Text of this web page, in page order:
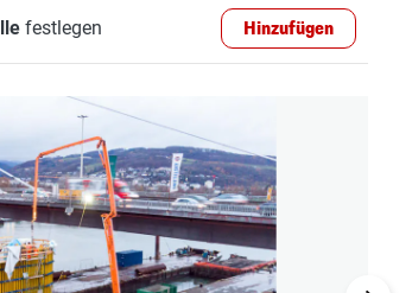
festlegen Hinzufügen